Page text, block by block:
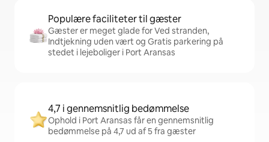
Populære faciliteter til gæster
Gæster er meget glade for Ved stranden,
Indtjekning uden vært og Gratis parkering på
stedet i lejeboliger i Port Aransas
4,7 i gennemsnitlig bedømmelse
Ophold i Port Aransas får en gennemsnitlig
bedømmelse på 4,7 ud af 5 fra gæster